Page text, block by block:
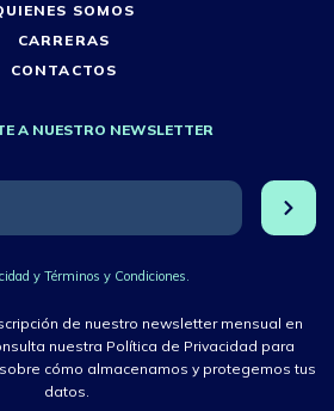
SOMOS
CARRERAS
CONTACTOS
A NUESTRO NEWSLETTER
y Términos y Condiciones.
de nuestro newsletter mensual en
nuestra Política de Privacidad para
cómo almacenamos y protegemos tus
datos.